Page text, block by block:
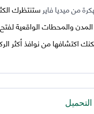
ستنتظرك
المدن والمحطات الواقعية
اكتشافها من نوافذ أكثر